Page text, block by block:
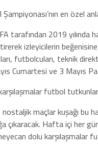
en özel
tarafından 2019 yılında
izleyicilerin
futbolcuları, teknik
Cumartesi ve 3 Mayıs
futbol
maçlar kuşağı bu
çıkaracak. Hafta içi her
dolu karşılaşmalar